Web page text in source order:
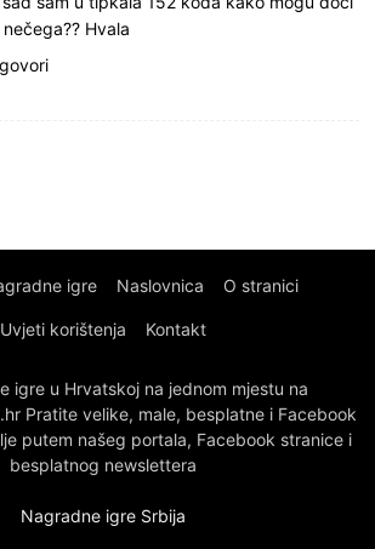
Hvala
igre Naslovnica O stranici
Uvjeti korištenja Kontakt
igre u Hrvatskoj na jednom mjestu na
Pratite velike, male, besplatne i Facebook
putem našeg portala, Facebook stranice i
besplatnog newslettera
Nagradne igre Srbija